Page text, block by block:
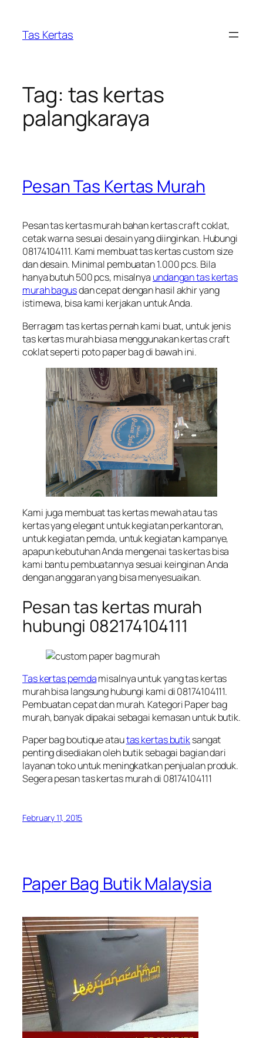
content
Tas Kertas
Tag: tas kertas
palangkaraya
Pesan Tas Kertas Murah
Pesan tas kertas murah bahan kertas craft coklat,
cetak warna sesuai desain yang diinginkan. Hubungi
08174104111. Kami membuat tas kertas custom size
dan desain. Minimal pembuatan 1.000 pcs. Bila
hanya butuh 500 pcs, misalnya undangan tas kertas
murah bagusdan cepat dengan hasil akhir yang
istimewa, bisa kami kerjakan untuk Anda.
Berragam tas kertas pernah kami buat, untuk jenis
tas kertas murah biasa menggunakan kertas craft
coklat seperti poto paper bag di bawah ini.
Kami juga membuat tas kertas mewah atau tas
kertas yang elegant untuk kegiatan perkantoran,
untuk kegiatan pemda, untuk kegiatan kampanye,
apapun kebutuhan Anda mengenai tas kertas bisa
kami bantu pembuatannya sesuai keinginan Anda
dengan anggaran yang bisa menyesuaikan.
Pesan tas kertas murah
hubungi 082174104111
Tas kertas pemdamisalnya untuk yang tas kertas
murah bisa langsung hubungi kami di 08174104111.
Pembuatan cepat dan murah. Kategori Paper bag
murah, banyak dipakai sebagai kemasan untuk butik.
Paper bag boutique atautas kertas butiksangat
penting disediakan oleh butik sebagai bagian dari
layanan toko untuk meningkatkan penjualan produk.
Segera pesan tas kertas murah di 08174104111
February 11, 2015
Paper Bag Butik Malaysia